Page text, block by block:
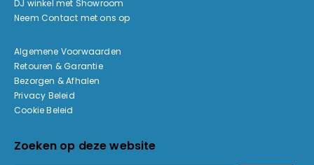
DJ winkel met Showroom
Neem Contact met ons op
Algemene Voorwaarden
Retouren & Garantie
Bezorgen & Afhalen
Privacy Beleid
Cookie Beleid
Zoeken op deze website